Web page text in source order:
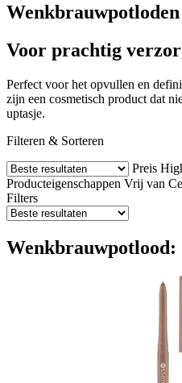
Voor prachtig
Perfect voor het opvullen en
zijn een cosmetisch product dat
uptasje.
Filteren & Sorteren
Preis
Producteigenschappen Vrij van
Filters
Wenkbrauwpotlood: